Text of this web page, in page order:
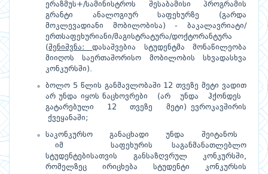
ერაზმუს+/სამინისტროს შესაბამისი პროგრამის
გრანტი ანალოგიურ საფეხურზე (გარდა
მოკლევადიანი მობილობისა) - ბაკალავრიატი/
ერთსაფეხურიანი/მაგისტრატურა/დოქტორანტურა
(შენიშვნა:დასაშვებია სტუდენტმა მონაწილეობა
მიიღოს საერთაშორისო მობილობის სხვადასხვა
კონკურსში).
ბოლო 5 წლის განმავლობაში 12 თვეზე მეტი ვადით
არ უნდა იყოს ნაცხოვრები (არ უნდა ჰქონდეს
გატარებული 12 თვეზე მეტი) ევროკავშირის
ქვეყანაში;
საკონკურსო განაცხადი უნდა შეიტანოს
იმ საფეხურის საგანმანათლებლო
სტუდენტებისათვის განსაზღვრულ კონკურსში,
რომელზეც ირიცხება სტუდენტი კონკურსის